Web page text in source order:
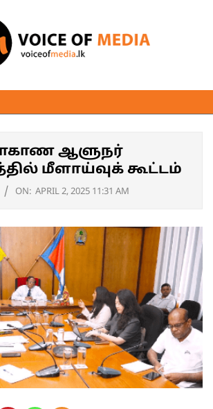
ஆளுநர்
மீளாய்வுக் கூட்டம்
ON: APRIL 2, 2025 11:31 AM